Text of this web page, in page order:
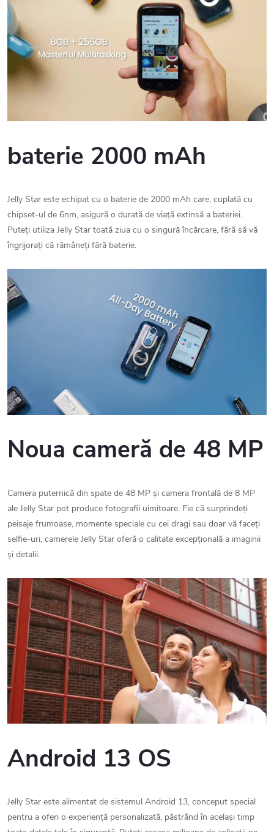
baterie 2000 mAh
Jelly Star este echipat cu o baterie de 2000 mAh care, cuplată cu
chipset-ul de 6nm, asigură o durată de viață extinsă a bateriei.
Puteți utiliza Jelly Star toată ziua cu o singură încărcare, fără să vă
îngrijorați că rămâneți fără baterie.
Noua cameră de 48 MP
Camera puternică din spate de 48 MP și camera frontală de 8 MP
ale Jelly Star pot produce fotografii uimitoare. Fie că surprindeți
peisaje frumoase, momente speciale cu cei dragi sau doar vă faceți
selfie-uri, camerele Jelly Star oferă o calitate excepțională a imaginii
și detalii.
Android 13 OS
Jelly Star este alimentat de sistemul Android 13, conceput special
pentru a oferi o experiență personalizată, păstrând în același timp